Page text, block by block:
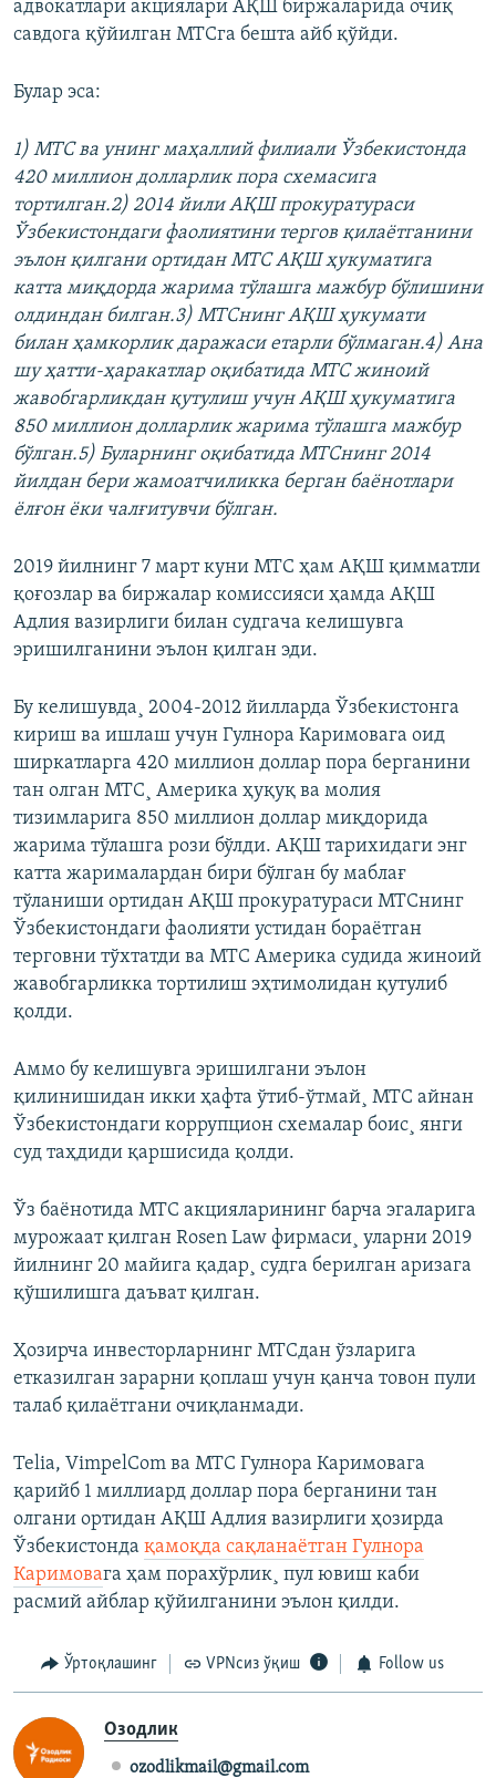
адвокатлари акциялари АҚШ биржаларида очиқ
савдога қўйилган МТСга бешта айб қўйди.
Булар эса:
1) МТС ва унинг маҳаллий филиали Ўзбекистонда
420 миллион долларлик пора схемасига
тортилган.2) 2014 йили АҚШ прокуратураси
Ўзбекистондаги фаолиятини тергов қилаëтганини
эълон қилгани ортидан МТС АҚШ ҳукуматига
катта миқдорда жарима тўлашга мажбур бўлишини
олдиндан билган.3) МТСнинг АҚШ ҳукумати
билан ҳамкорлик даражаси етарли бўлмаган.4) Ана
шу ҳатти-ҳаракатлар оқибатида МТС жиноий
жавобгарликдан қутулиш учун АҚШ ҳукуматига
850 миллион долларлик жарима тўлашга мажбур
бўлган.5) Буларнинг оқибатида МТСнинг 2014
йилдан бери жамоатчиликка берган баëнотлари
ëлғон ëки чалғитувчи бўлган.
2019 йилнинг 7 март куни МТС ҳам АҚШ қимматли
қоғозлар ва биржалар комиссияси​ ҳамда АҚШ
Адлия вазирлиги билан судгача келишувга
эришилганини эълон қилган эди.
Бу келишувда¸ 2004-2012 йилларда Ўзбекистонга
кириш ва ишлаш учун Гулнора Каримовага оид
ширкатларга 420 миллион доллар пора берганини
тан олган МТС¸ Америка ҳуқуқ ва молия
тизимларига 850 миллион доллар миқдорида
жарима тўлашга рози бўлди. АҚШ тарихидаги энг
катта жарималардан бири бўлган бу маблағ
тўланиши ортидан АҚШ прокуратураси МТСнинг
Ўзбекистондаги фаолияти устидан бораëтган
терговни тўхтатди ва МТС Америка судида жиноий
жавобгарликка тортилиш эҳтимолидан қутулиб
қолди.
Аммо бу келишувга эришилгани эълон
қилинишидан икки ҳафта ўтиб-ўтмай¸ МТС айнан
Ўзбекистондаги коррупцион схемалар боис¸ янги
суд таҳдиди қаршисида қолди.
Ўз баëнотида МТС акцияларининг барча эгаларига
мурожаат қилган Rosen Law фирмаси¸ уларни 2019
йилнинг 20 майига қадар¸ судга берилган аризага
қўшилишга даъват қилган.
Ҳозирча инвесторларнинг МТСдан ўзларига
етказилган зарарни қоплаш учун қанча товон пули
талаб қилаëтгани очиқланмади.
Telia, VimpelCom ва МТС Гулнора Каримовага
қарийб 1 миллиард доллар пора берганини тан
олгани ортидан АҚШ Адлия вазирлиги ҳозирда
Ўзбекистонда қамоқда сақланаëтган Гулнора
Каримовага ҳам порахўрлик¸ пул ювиш каби
расмий айблар қўйилганини эълон қилди.
Ўртоқлашинг VPNсиз ўқиш Follow us
Озодлик
ozodlikmail@gmail.com